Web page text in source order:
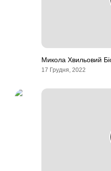
Микола Хвильовий
17 Грудня, 2022